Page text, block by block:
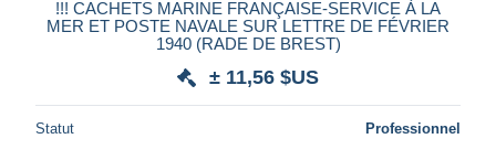
!!! CACHETS MARINE FRANÇAISE-SERVICE À LA
MER ET POSTE NAVALE SUR LETTRE DE FÉVRIER
1940 (RADE DE BREST)
± 11,56 $US
Statut Professionnel